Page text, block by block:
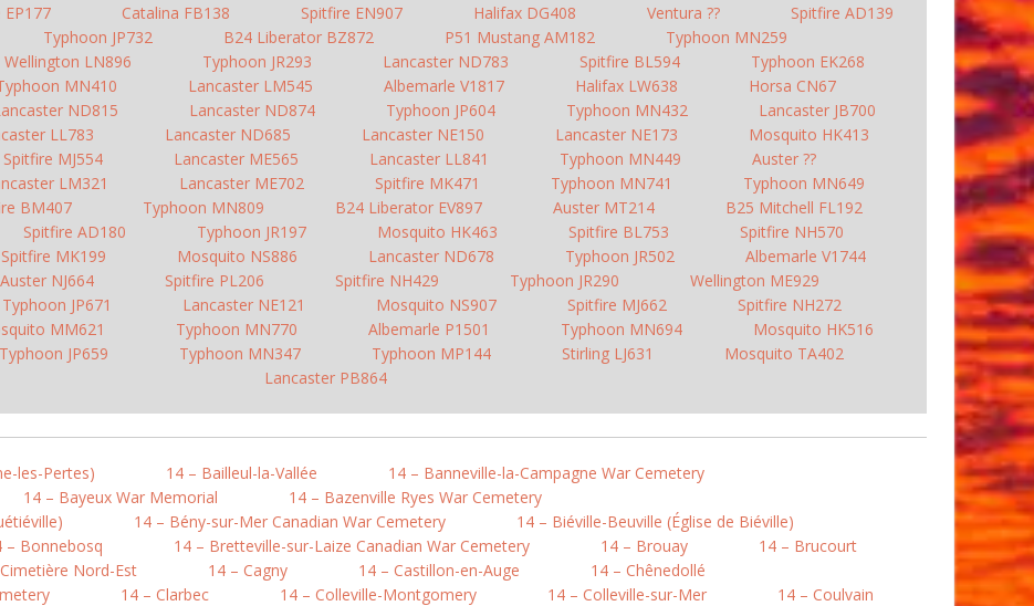
EP177 Catalina FB138 Spitfire EN907 Halifax DG408 Ventura ??
Spitfire AD139
Typhoon JP732 B24 Liberator BZ872 P51 Mustang AM182
Typhoon MN259
Wellington LN896 Typhoon JR293 Lancaster ND783 Spitfire BL594
Typhoon EK268
MN410 Lancaster LM545 Albemarle V1817 Halifax LW638
Horsa CN67
ND815 Lancaster ND874 Typhoon JP604 Typhoon MN432
Lancaster JB700
LL783 Lancaster ND685 Lancaster NE150 Lancaster NE173
Mosquito HK413
Spitfire MJ554 Lancaster ME565 Lancaster LL841 Typhoon MN449
Auster ??
LM321 Lancaster ME702 Spitfire MK471 Typhoon MN741
Typhoon MN649
BM407 Typhoon MN809 B24 Liberator EV897 Auster MT214
B25 Mitchell FL192
Spitfire AD180 Typhoon JR197 Mosquito HK463 Spitfire BL753
Spitfire NH570
Spitfire MK199 Mosquito NS886 Lancaster ND678 Typhoon JR502
Albemarle V1744
Auster NJ664 Spitfire PL206 Spitfire NH429 Typhoon JR290
Wellington ME929
Typhoon JP671 Lancaster NE121 Mosquito NS907 Spitfire MJ662
Spitfire NH272
MM621 Typhoon MN770 Albemarle P1501 Typhoon MN694
Mosquito HK516
Typhoon JP659 Typhoon MN347 Typhoon MP144 Stirling LJ631
Mosquito TA402
Lancaster PB864
les-Pertes) 14 – Bailleul-la-Vallée
14 – Banneville-la-Campagne War Cemetery
14 – Bayeux War Memorial
14 – Bazenville Ryes War Cemetery
14 – Bény-sur-Mer Canadian War Cemetery
14 – Biéville-Beuville (Église de Biéville)
– Bonnebosq 14 – Bretteville-sur-Laize Canadian War Cemetery 14 – Brouay
14 – Brucourt
Nord-Est 14 – Cagny 14 – Castillon-en-Auge
14 – Chênedollé
14 – Clarbec 14 – Colleville-Montgomery 14 – Colleville-sur-Mer
14 – Coulvain